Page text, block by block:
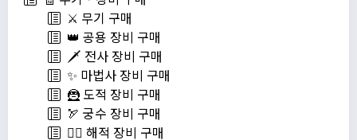
⚔️ 무기 구매
👑 공용 장비 구매
🗡️ 전사 장비 구매
✨ 마법사 장비 구매
🦹 도적 장비 구매
🏹 궁수 장비 구매
🏴‍☠️ 해적 장비 구매